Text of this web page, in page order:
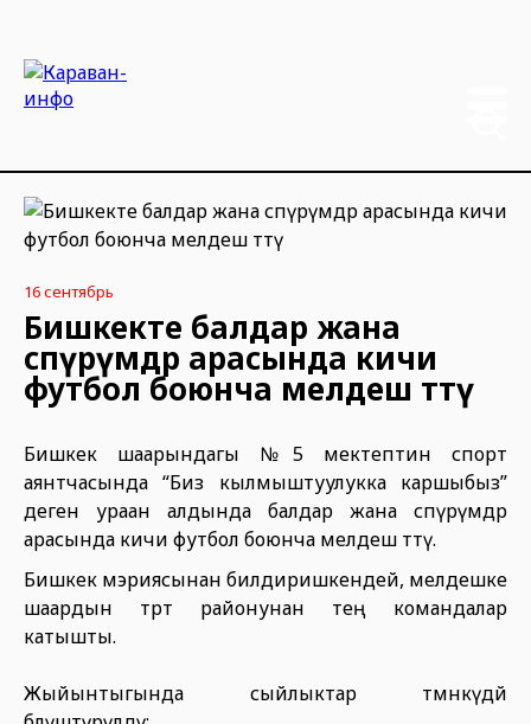
16 сентябрь
Бишкекте балдар жана
өспүрүмдөр арасында кичи
футбол боюнча мелдеш өттү
Бишкек шаарындагы №5 мектептин спорт
аянтчасында “Биз кылмыштуулукка каршыбыз”
деген ураан алдында балдар жана өспүрүмдөр
арасында кичи футбол боюнча мелдеш өттү.
Бишкек мэриясынан билдиришкендей, мелдешке
шаардын төрт районунан тең командалар
катышты.
Жыйынтыгында сыйлыктар төмөнкүдөй